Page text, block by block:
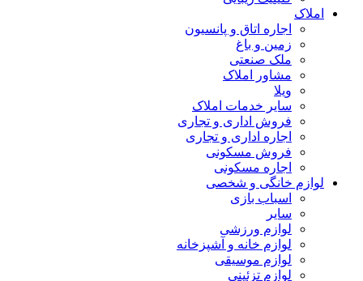
املاک
اجاره اتاق و پانسیون
زمین و باغ
ملک صنعتی
مشاور املاک
ویلا
سایر خدمات املاک
فروش اداری و تجاری
اجاره اداری و تجاری
فروش مسکونی
اجاره مسکونی
لوازم خانگی و شخصی
اسباب بازی
سایر
لوازم ورزشی
لوازم خانه و آشپزخانه
لوازم موسیقی
لوازم تزئینی